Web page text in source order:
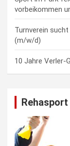
vorbeikommen
Turnverein
(m/w/d)
10 Jahre Verler-
Rehasport